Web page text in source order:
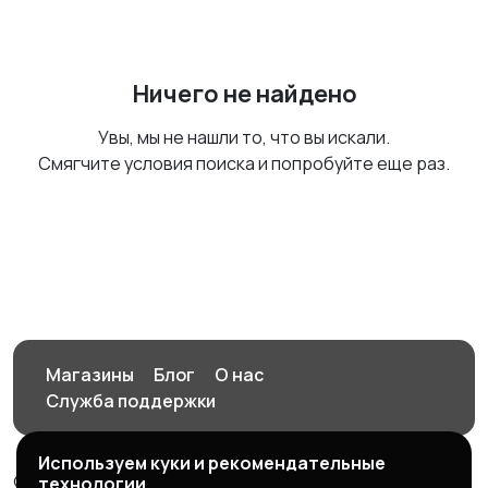
Ничего не найдено
Увы, мы не нашли то, что вы искали.
Смягчите условия поиска и попробуйте еще раз.
Магазины Блог
О нас
Служба поддержки
© 2026 Орен-АЙ - Авто | Недвижимость | Работа |
Используем куки и рекомендательные